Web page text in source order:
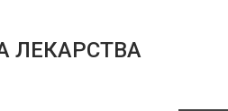
ЛЕКАРСТВА